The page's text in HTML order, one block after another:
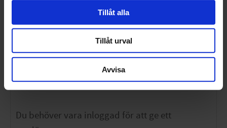
Tillåt alla
Tillåt urval
Avvisa
OMDÖMEN
Du
Rossignol, Salomon och Atomic
695KR